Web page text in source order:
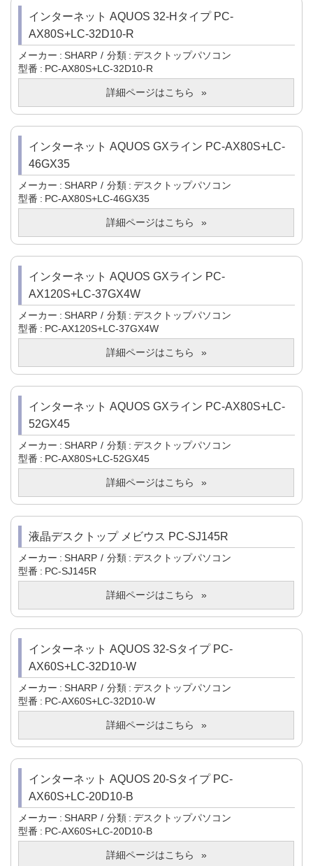
インターネット AQUOS 32-Hタイプ PC-
AX80S+LC-32D10-R
メーカー SHARP 分類
デスクトップパソコン
型番
PC-AX80S+LC-32D10-R
詳細ページはこちら
インターネット AQUOS GXライン PC-AX80S+LC-
46GX35
メーカー SHARP 分類
デスクトップパソコン
型番
PC-AX80S+LC-46GX35
詳細ページはこちら
インターネット AQUOS GXライン PC-
AX120S+LC-37GX4W
メーカー SHARP 分類
デスクトップパソコン
型番
PC-AX120S+LC-37GX4W
詳細ページはこちら
インターネット AQUOS GXライン PC-AX80S+LC-
52GX45
メーカー SHARP 分類
デスクトップパソコン
型番
PC-AX80S+LC-52GX45
詳細ページはこちら
液晶デスクトップ メビウス PC-SJ145R
メーカー SHARP 分類
デスクトップパソコン
型番
PC-SJ145R
詳細ページはこちら
インターネット AQUOS 32-Sタイプ PC-
AX60S+LC-32D10-W
メーカー SHARP 分類
デスクトップパソコン
型番
PC-AX60S+LC-32D10-W
詳細ページはこちら
インターネット AQUOS 20-Sタイプ PC-
AX60S+LC-20D10-B
メーカー SHARP 分類
デスクトップパソコン
型番
PC-AX60S+LC-20D10-B
詳細ページはこちら